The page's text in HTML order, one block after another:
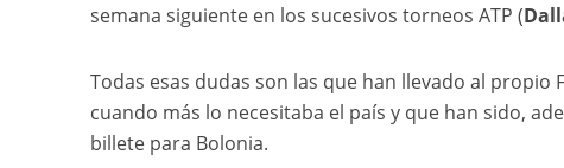
semana siguiente en los sucesivos torneos ATP (
Todas esas dudas son las que han llevado al
cuando más lo necesitaba el país y que han sido,
billete para Bolonia.